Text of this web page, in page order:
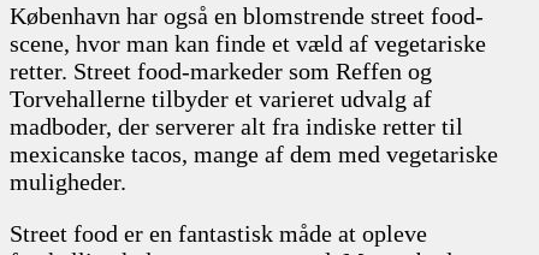
København har også en blomstrende street food-
scene, hvor man kan finde et væld af vegetariske
retter. Street food-markeder som Reffen og
Torvehallerne tilbyder et varieret udvalg af
madboder, der serverer alt fra indiske retter til
mexicanske tacos, mange af dem med vegetariske
muligheder.
Street food er en fantastisk måde at opleve